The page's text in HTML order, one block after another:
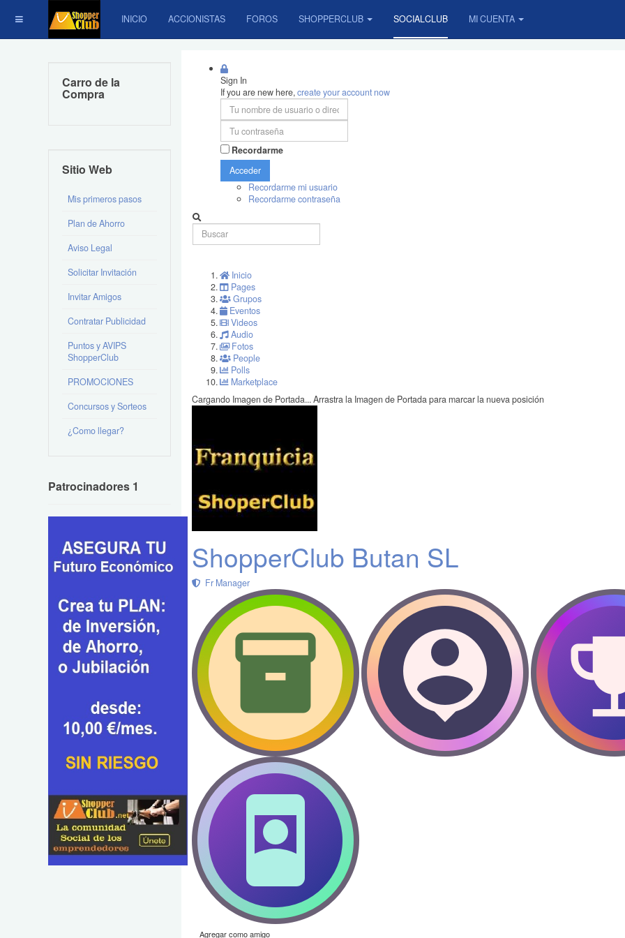
INICIO ACCIONISTAS FOROS SHOPPERCLUB SOCIALCLUB MI CUENTA
Sign In
If you are new here,create your account now
Recordarme
Acceder
Recordarme mi usuario
Recordarme contraseña
Inicio
Pages
Grupos
Eventos
Videos
Audio
Fotos
People
Polls
Marketplace
Cargando Imagen de Portada...Arrastra la Imagen de Portada para marcar la nueva posición
ShopperClub Butan SL
Fr Manager
Agregar como amigo
Carro de la
Compra
Sitio Web
Mis primeros pasos
Plan de Ahorro
Aviso Legal
Solicitar Invitación
Invitar Amigos
Contratar Publicidad
Puntos y AVIPS
ShopperClub
PROMOCIONES
Concursos y Sorteos
¿Como llegar?
Patrocinadores 1